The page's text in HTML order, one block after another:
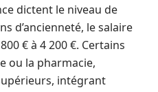
dictent le niveau de
d’ancienneté, le salaire
€ à 4 200 €. Certains
ou la pharmacie,
intégrant